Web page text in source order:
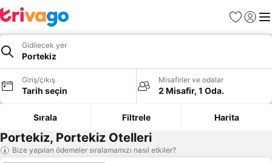
Favoriler
Giriş
Gidilecek yer
Portekiz
Giriş/çıkış
Tarih seçin
Misafirler ve odalar
2 Misafir, 1 Oda.
Sırala Filtrele Harita
Portekiz, Portekiz Otelleri
Bize yapılan ödemeler sıralamamızı nasıl etkiler?